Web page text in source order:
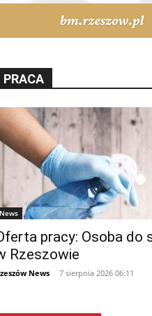
PRACA
News
pracy: Osoba do
Rzeszowie
News - 7 sierpnia 2026 06:11